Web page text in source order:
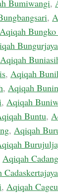
Bumiwangi,
,
Aqiqah
Bungurjaya
Aqiqah
, Aqiqah
, Aqiqah
, Aqiqah
Buntu,
, Aqiqah
Aqiqah
Cadaskertajaya
, Aqiqah